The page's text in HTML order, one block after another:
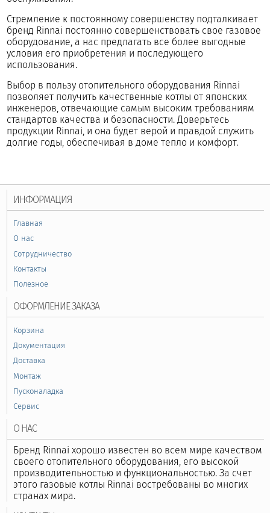
Стремление к постоянному совершенству подталкивает
бренд Rinnai постоянно совершенствовать свое газовое
оборудование, а нас предлагать все более выгодные
условия его приобретения и последующего
использования.
Выбор в пользу отопительного оборудования Rinnai
позволяет получить качественные котлы от японских
инженеров, отвечающие самым высоким требованиям
стандартов качества и безопасности. Доверьтесь
продукции Rinnai, и она будет верой и правдой служить
долгие годы, обеспечивая в доме тепло и комфорт.
ИНФОРМАЦИЯ
Главная
О нас
Сотрудничество
Контакты
Полезное
ОФОРМЛЕНИЕ ЗАКАЗА
Корзина
Документация
Доставка
Монтаж
Пусконаладка
Сервис
О НАС
Бренд Rinnai хорошо известен во всем мире качеством
своего отопительного оборудования, его высокой
производительностью и функциональностью. За счет
этого газовые котлы Rinnai востребованы во многих
странах мира.